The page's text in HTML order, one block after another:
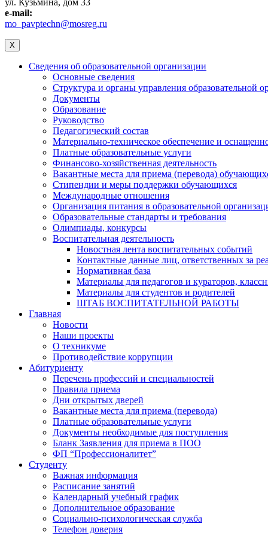
e-mail:
mo_pavptechn@mosreg.ru
X
Сведения об образовательной организации
Основные сведения
Структура и органы управления образовательной
Документы
Образование
Руководство
Педагогический состав
Материально-техническое обеспечение и
Платные образовательные услуги
Финансово-хозяйственная деятельность
Вакантные места для приема (перевода)
Стипендии и меры поддержки обучающихся
Международные отношения
Организация питания в образовательной
Образовательные стандарты и требования
Олимпиады, конкурсы
Воспитательная деятельность
Новостная лента воспитательных событий
Контактные данные лиц, ответственных за
Нормативная база
Материалы для педагогов и кураторов,
Материалы для студентов и родителей
ШТАБ ВОСПИТАТЕЛЬНОЙ РАБОТЫ
Главная
Новости
Наши проекты
О техникуме
Противодействие коррупции
Абитуриенту
Перечень профессий и специальностей
Правила приема
Дни открытых дверей
Вакантные места для приема (перевода)
Платные образовательные услуги
Документы необходимые для поступления
Бланк Заявления для приема в ПОО
ФП “Профессионалитет”
Студенту
Важная информация
Расписание занятий
Календарный учебный график
Дополнительное образование
Социально-психологическая служба
Телефон доверия